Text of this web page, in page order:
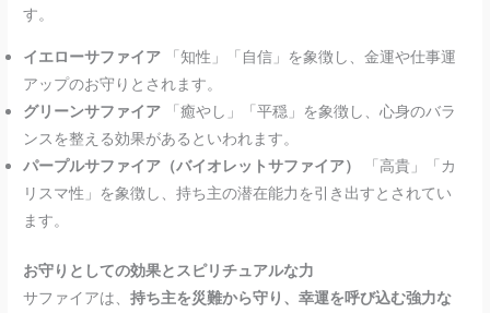
す。
イエローサファイア 「知性」「自信」を象徴し、金運や仕事運
アップのお守りとされます。
グリーンサファイア 「癒やし」「平穏」を象徴し、心身のバラ
ンスを整える効果があるといわれます。
パープルサファイア（バイオレットサファイア）
「高貴」「カ
リスマ性」を象徴し、持ち主の潜在能力を引き出すとされてい
ます。
お守りとしての効果とスピリチュアルな力
サファイアは、持ち主を災難から守り、幸運を呼び込む強力な